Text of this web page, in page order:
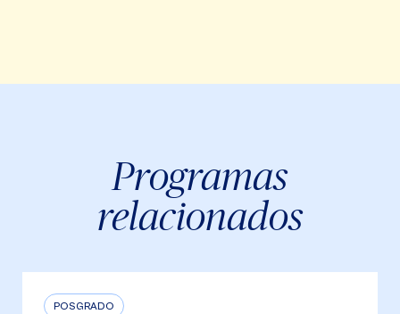
Programas
relacionados
POSGRADO